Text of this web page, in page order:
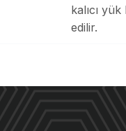
kalıcı
edilir.